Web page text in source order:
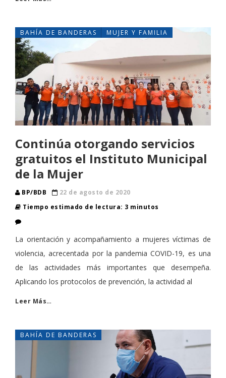
BAHÍA DE BANDERAS MUJER Y FAMILIA
Continúa otorgando servicios
gratuitos el Instituto Municipal
de la Mujer
BP/BDB
22 de agosto de 2020
Tiempo estimado de lectura: 3 minutos
​​La orientación y acompañamiento a mujeres víctimas de
violencia, acrecentada por la pandemia COVID-19, es una
de las actividades más importantes que desempeña.
Aplicando los protocolos de prevención, la actividad al
Leer Más…
BAHÍA DE BANDERAS